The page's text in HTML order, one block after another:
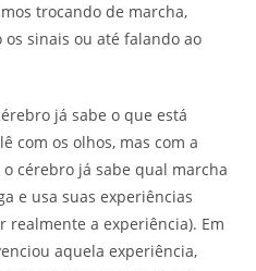
trocando de marcha,
sinais ou até falando ao
já sabe o que está
com os olhos, mas com a
cérebro já sabe qual marcha
e usa suas experiências
realmente a experiência). Em
aquela experiência,